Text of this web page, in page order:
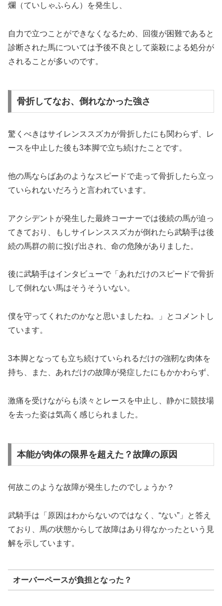
爛（ていしゃふらん）を発生し、
自力で立つことができなくなるため、回復が困難であると
診断された馬については予後不良として薬殺による処分が
されることが多いのです。
骨折してなお、倒れなかった強さ
驚くべきはサイレンススズカが骨折したにも関わらず、レ
ースを中止した後も3本脚で立ち続けた ことです。
他の馬ならばあのようなスピードで走って骨折したら立っ
ていられないだろうと言われています。
アクシデントが発生した最終コーナーでは後続の馬が迫っ
てきており、もしサイレンススズカが倒れたら武騎手は後
続の馬群の前に投げ出され、命の危険がありました。
後に武騎手はインタビューで「 あれだけのスピードで骨折
して倒れない馬はそうそういない。
僕を守ってくれたのかなと思いましたね。
」とコメントし
ています。
3本脚となっても立ち続けていられるだけの強靭な肉体を
持ち、また、あれだけの故障が発症したにもかかわらず、
激痛を受けながらも淡々とレースを中止し、静かに競技場
を去った姿は気高く感じられました。
本能が肉体の限界を超えた？故障の原因
何故このような故障が発生したのでしょうか？
武騎手は「 原因はわからないのではなく、“ない” 」と答え
ており、馬の状態からして故障はあり得なかったという見
解を示しています。
オーバーペースが負担となった？